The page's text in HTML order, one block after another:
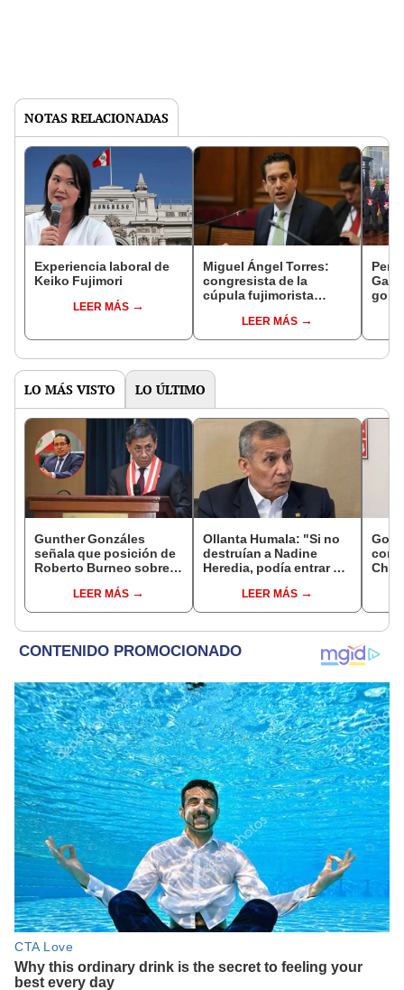
NOTAS RELACIONADAS
Experiencia laboral de
Keiko Fujimori
LEER MÁS
Miguel Ángel Torres:
congresista de la
cúpula fujimorista
del SenadoLEER MÁS
LO MÁS VISTO LO ÚLTIMO
Gunther Gonzáles
señala que posición de
Roberto Burneo sobre
Aliaga no representan al
JNE
LEER MÁS
Ollanta Humala: "Si no
destruían a Nadine
Heredia, podía entrar en
LEER MÁS